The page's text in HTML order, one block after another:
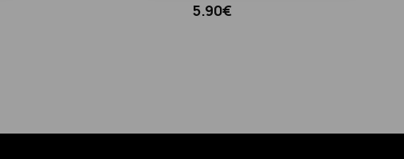
5.90€